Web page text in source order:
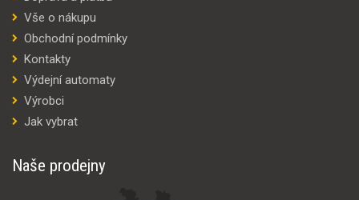
Vše o nákupu
Obchodní podmínky
Kontakty
Výdejní automaty
Výrobci
Jak vybrat
Naše prodejny